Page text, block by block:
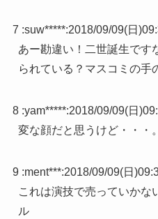
7 :suw*****:2018/09/09(日
あー勘違い！二世誕生です
られている？マスコミの手
8 :yam*****:2018/09/09(日
変な顔だと思うけど・・・。
9 :ment***:2018/09/09(日
これは演技で売っていかな
ル